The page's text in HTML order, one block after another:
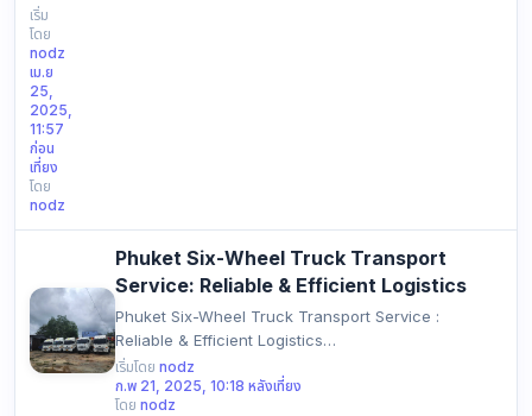
planning
a
trip
to
Thailand
and
love
crystal-
clear
waters,
beaches,
and
colorful
coral
เริ่ม
โดย
nodz
เม.ย
25,
2025,
11:57
ก่อน
เที่ยง
โดย
nodz
Phuket Six-Wheel Truck Transport
Service: Reliable & Efficient Logistics
Phuket Six-Wheel Truck Transport Service :
Reliable & Efficient Logistics
https://phuketlandclearing.com/imag…
เริ่มโดย nodz
ก.พ 21, 2025, 10:18 หลังเที่ยง
โดย nodz